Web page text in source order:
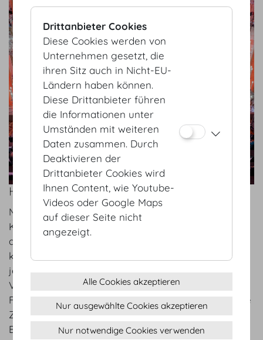
show details
HOFBURG VIENNA – LET’S GO DIGITAL!
Mo 01.02.2021
Klein, fein & effektiv konnte die HOFBURG Vienna
als eines der ersten Häuser die ersten COVID-19
konformen Events erfolgreich durchführen. Schon
jetzt sind wir in Vorbereitungen der
Veranstaltungen in 2021. Let’s go digital! Hybrid-
Formate sind nicht nur als Übergangslösung für die
Zeit der Pandemie, sondern als Erweiterung von
Events in der Zukunft zu sehen.
Drittanbieter Cookies
Diese Cookies werden von
Unternehmen gesetzt, die
ihren Sitz auch in Nicht-EU-
Ländern haben können.
Diese Drittanbieter führen
die Informationen unter
Umständen mit weiteren
Daten zusammen. Durch
Deaktivieren der
Drittanbieter Cookies wird
Ihnen Content, wie Youtube-
Videos oder Google Maps
auf dieser Seite nicht
angezeigt.
Alle Cookies akzeptieren
Nur ausgewählte Cookies akzeptieren
Nur notwendige Cookies verwenden